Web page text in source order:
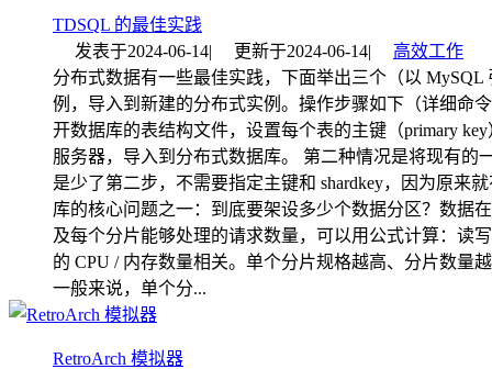
TDSQL 的最佳实践
发表于2024-06-14| 更新于2024-06-14|
高效工作
分布式数据有一些最佳实践，下面举出三个（以
例，导入到新建的分布式实例。操作步骤如下（详细命
开数据库的表结构文件，设置每个表的主键（primary
服务器，导入到分布式数据库。 第二种情况是将现有
是少了第二步，不需要指定主键和 shardkey，因为原来
库的核心问题之一：到底要架设多少个数据分区？数据
及每个分片能够处理的请求数量，可以用公式计算：读
的 CPU / 内存数量相关。单个分片规格越高、分片数量
一般来说，单个分...
RetroArch 模拟器